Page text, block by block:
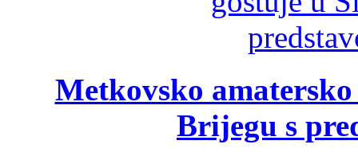
Metkovsko
Brijegu s